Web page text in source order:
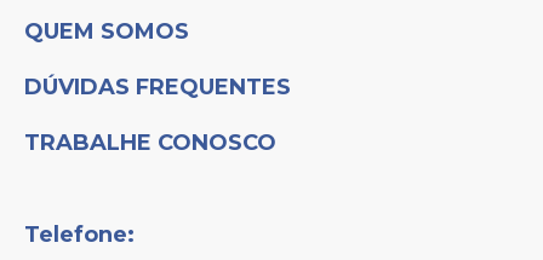
QUEM SOMOS
DÚVIDAS FREQUENTES
TRABALHE CONOSCO
Telefone: